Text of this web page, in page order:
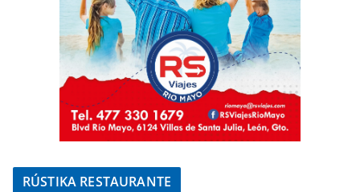
RÚSTIKA RESTAURANTE